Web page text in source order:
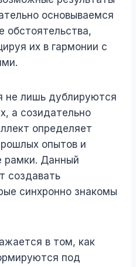
основываемся
их в гармонии с
не лишь дублируются
а созидательно
определяет
опытов и
рамки. Данный
создавать
синхронно знакомы
в том, как
под